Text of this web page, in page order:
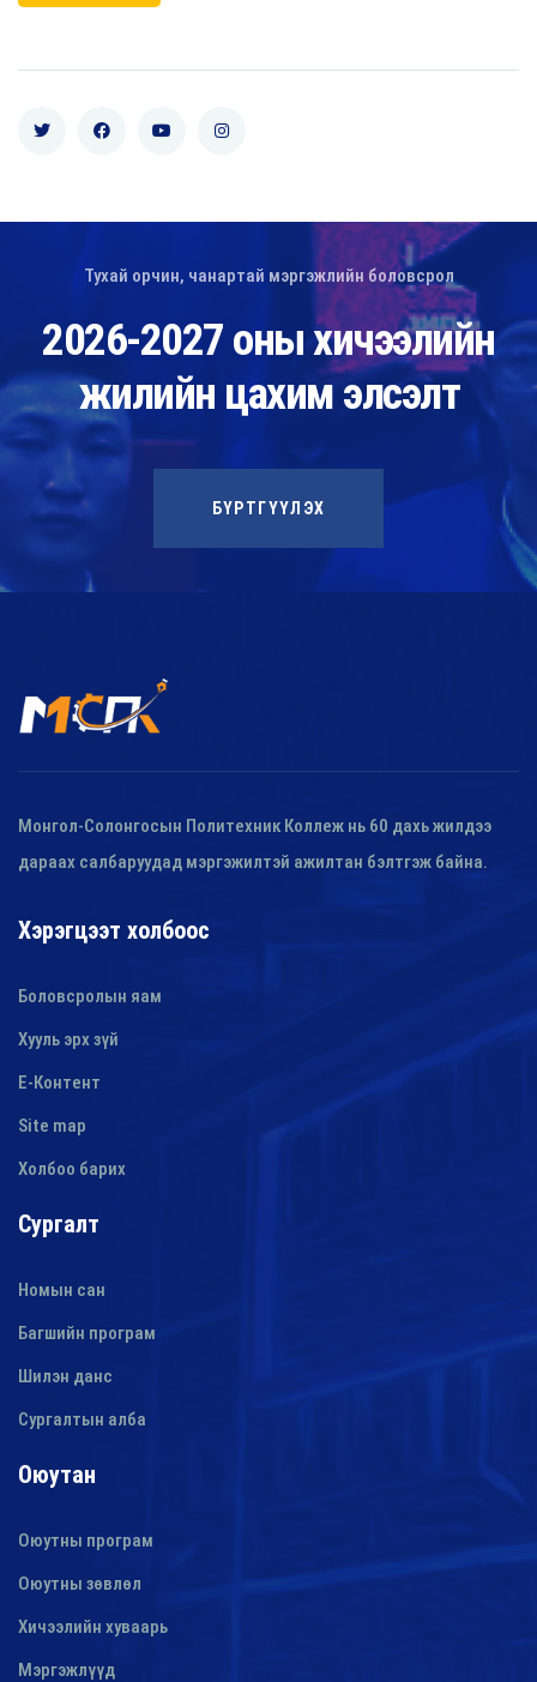
Тухай орчин, чанартай мэргэжлийн боловсрол
2026-2027 оны хичээлийн
жилийн цахим элсэлт
БҮРТГҮҮЛЭХ
Монгол-Солонгосын Политехник Коллеж нь 60 дахь жилдээ
дараах салбаруудад мэргэжилтэй ажилтан бэлтгэж байна.
Хэрэгцээт холбоос
Боловсролын яам
Хууль эрх зүй
E-Контент
Site map
Холбоо барих
Сургалт
Номын сан
Багшийн програм
Шилэн данс
Сургалтын алба
Оюутан
Оюутны програм
Оюутны зөвлөл
Хичээлийн хуваарь
Мэргэжлүүд